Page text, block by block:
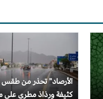
الأرصاد” تحذر من طقس
كثيفة ورذاذ مطري